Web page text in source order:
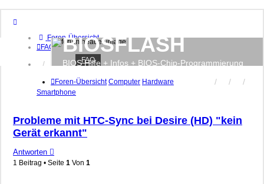
Foren-Übersicht
FAQ
Anmelden
BIOSFLASH
BIOS Hilfe + Infos + BIOS-Chip-Programmierung
FAQ
Foren-Übersicht Computer Hardware
Smartphone
Probleme mit HTC-Sync bei Desire (HD) "kein
Gerät erkannt"
Antworten
1 Beitrag • Seite 1 Von 1